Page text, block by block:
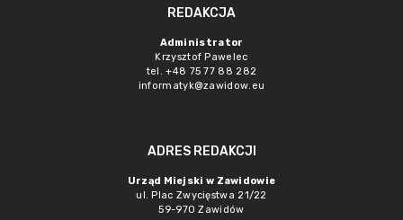
REDAKCJA
Administrator
Krzysztof Pawelec
tel. +48 75 77 88 282
informatyk@zawidow.eu
ADRES REDAKCJI
Urząd Miejski w Zawidowie
ul. Plac Zwycięstwa 21/22
59-970 Zawidów